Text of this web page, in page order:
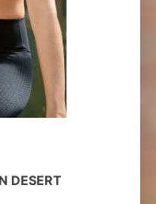
DESERT